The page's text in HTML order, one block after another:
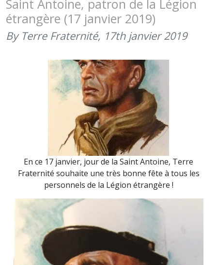
FÊTE
Saint Antoine, patron de la Légion
étrangère (17 janvier 2019)
By Terre Fraternité, 17th janvier 2019
En ce 17 janvier, jour de la Saint Antoine, Terre
Fraternité souhaite une très bonne fête à tous les
personnels de la Légion étrangère !